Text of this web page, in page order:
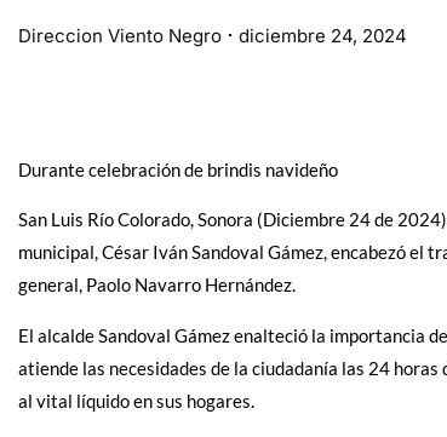
Direccion Viento Negro diciembre 24, 2024
Durante celebración de brindis navideño
San Luis Río Colorado, Sonora (Diciembre 24 de
municipal, César Iván Sandoval Gámez, encabezó el
general, Paolo Navarro Hernández.
El alcalde Sandoval Gámez enalteció la importancia
atiende las necesidades de la ciudadanía las 24
al vital líquido en sus hogares.